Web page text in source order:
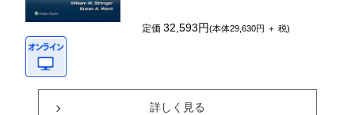
定価32,593円(本体29,630円 ＋ 税)
詳しく見る